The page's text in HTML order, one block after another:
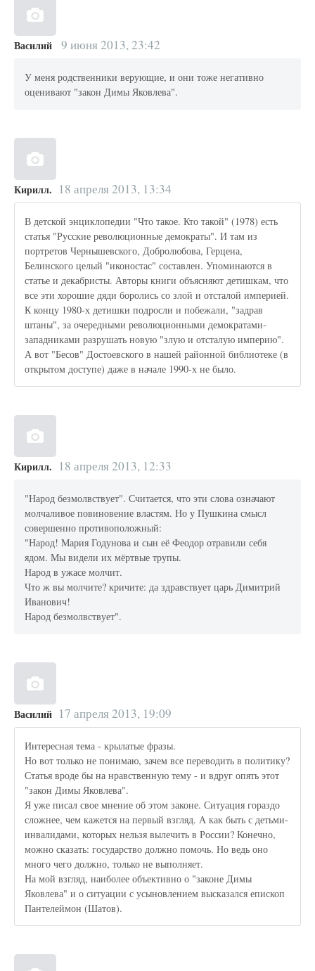
Василий 9 июня 2013, 23:42
У меня родственники верующие, и они тоже негативно
оценивают "закон Димы Яковлева".
Кирилл. 18 апреля 2013, 13:34
В детской энциклопедии "Что такое. Кто такой" (1978) есть
статья "Русские революционные демократы". И там из
портретов Чернышевского, Добролюбова, Герцена,
Белинского целый "иконостас" составлен. Упоминаются в
статье и декабристы. Авторы книги объясняют детишкам, что
все эти хорошие дяди боролись со злой и отсталой империей.
К концу 1980-х детишки подросли и побежали, "задрав
штаны", за очередными революционными демократами-
западниками разрушать новую "злую и отсталую империю".
А вот "Бесов" Достоевского в нашей районной библиотеке (в
открытом доступе) даже в начале 1990-х не было.
Кирилл. 18 апреля 2013, 12:33
"Народ безмолвствует". Считается, что эти слова означают
молчаливое повиновение властям. Но у Пушкина смысл
совершенно противоположный:
"Народ! Мария Годунова и сын её Феодор отравили себя
ядом. Мы видели их мёртвые трупы.
Народ в ужасе молчит.
Что ж вы молчите? кричите: да здравствует царь Димитрий
Иванович!
Народ безмолвствует".
Василий 17 апреля 2013, 19:09
Интересная тема - крылатые фразы.
Но вот только не понимаю, зачем все переводить в политику?
Статья вроде бы на нравственную тему - и вдруг опять этот
"закон Димы Яковлева".
Я уже писал свое мнение об этом законе. Ситуация гораздо
сложнее, чем кажется на первый взгляд. А как быть с детьми-
инвалидами, которых нельзя вылечить в России? Конечно,
можно сказать: государство должно помочь. Но ведь оно
много чего должно, только не выполняет.
На мой взгляд, наиболее объективно о "законе Димы
Яковлева" и о ситуации с усыновлением высказался епископ
Пантелеймон (Шатов).